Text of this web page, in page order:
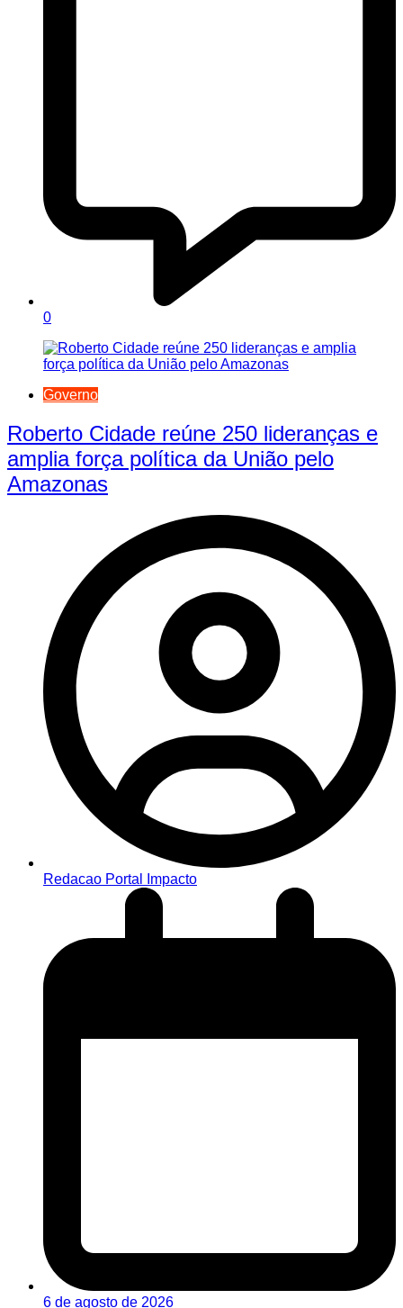
0
Governo
Roberto Cidade reúne 250 lideranças e
amplia força política da União pelo
Amazonas
Redacao Portal Impacto
6 de agosto de 2026